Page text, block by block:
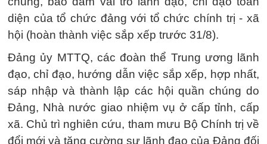
diện của tổ chức đảng với tổ chức chính trị - xã
hội (hoàn thành việc sắp xếp trước 31/8).
Đảng ủy MTTQ, các đoàn thể Trung ương lãnh
đạo, chỉ đạo, hướng dẫn việc sắp xếp, hợp nhất,
sáp nhập và thành lập các hội quần chúng do
Đảng, Nhà nước giao nhiệm vụ ở cấp tỉnh, cấp
xã. Chủ trì nghiên cứu, tham mưu Bộ Chính trị về
đổi mới và tăng cường sự lãnh đạo của Đảng đối